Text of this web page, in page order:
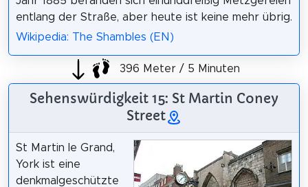
entlang der Straße, aber heute ist keine mehr übrig.
Wikipedia: The Shambles (EN)
396 Meter / 5 Minuten
Sehenswürdigkeit 15: St Martin Coney
Street
St Martin le Grand,
York ist eine
denkmalgeschützte